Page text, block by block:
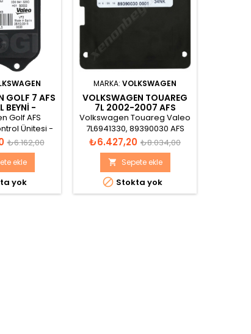
GOLF 7 AFS
BEYNI -
Golf AFS
Ünitesi -
3D0 941
Valeo VF2
89503909
Normal
fiyat
₺6.162,00
ekle
yok
MARKA: VOLKSWAGEN
VOLKSWAGEN TOUAREG
7L 2002-2007 AFS
KONTROL BEYNI
7L6941330
Volkswagen Touareg Valeo
7L6941330, 89390030 AFS
Kontrol Beyni
Fiyat
₺6.427,20 Normal
fiyat
₺8.034,00
 Sepete ekle
 Stokta yok